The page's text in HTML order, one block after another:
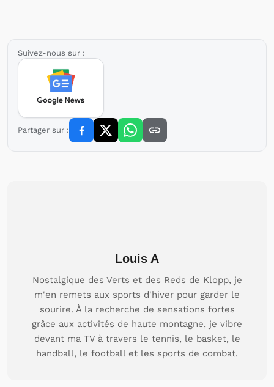
Suivez-nous sur :
Partager sur :
Louis A
Nostalgique des Verts et des Reds de Klopp, je
m'en remets aux sports d'hiver pour garder le
sourire. À la recherche de sensations fortes
grâce aux activités de haute montagne, je vibre
devant ma TV à travers le tennis, le basket, le
handball, le football et les sports de combat.